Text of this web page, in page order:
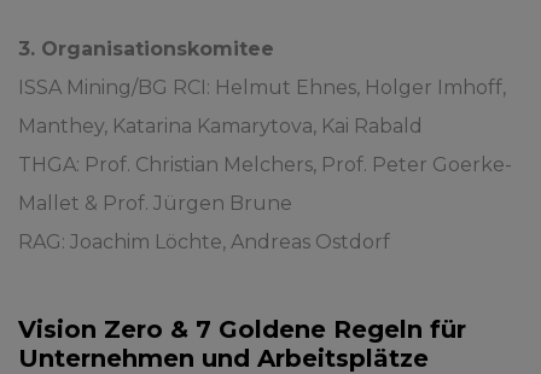
3. Organisationskomitee
ISSA Mining/BG RCI: Helmut Ehnes, Holger Imhoff,
Manthey, Katarina Kamarytova, Kai Rabald
THGA: Prof. Christian Melchers, Prof. Peter Goerke-
Mallet & Prof. Jürgen Brune
RAG: Joachim Löchte, Andreas Ostdorf
Vision Zero & 7 Goldene Regeln für
Unternehmen und Arbeitsplätze